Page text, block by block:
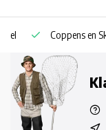
Coppens en